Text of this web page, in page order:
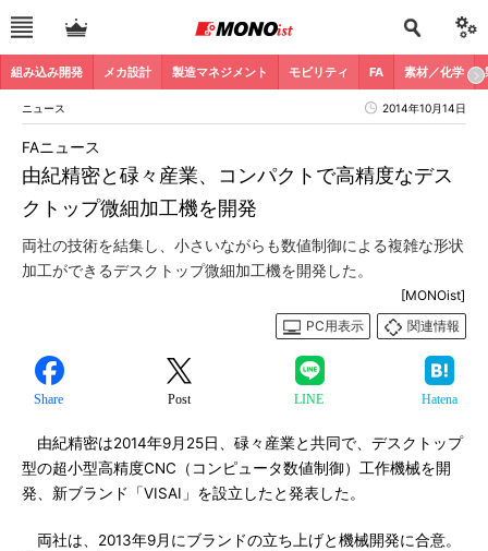
組み込み開発 メカ設計 製造マネジメント モビリティ FA 素材／化学
ニュース 2014年10月14日
由紀精密と碌々産業、コンパクトで高精度なデス
クトップ微細加工機を開発
FAニュース
両社の技術を結集し、小さいながらも数値制御による複雑な形状
加工ができるデスクトップ微細加工機を開発した。
[MONOist]
PC用表示
関連情報
Share Post LINE Hatena
由紀精密は2014年9月25日、碌々産業と共同で、デスクトップ
型の超小型高精度CNC（コンピュータ数値制御）工作機械を開
発、新ブランド「VISAI」を設立したと発表した。
両社は、2013年9月にブランドの立ち上げと機械開発に合意。